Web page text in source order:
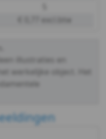
€ 0,77 excl.btw
illustraties en
werkelijke object. Het